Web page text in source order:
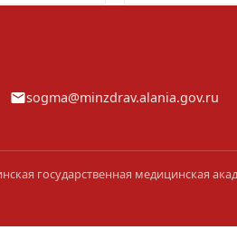
sogma@minzdrav.alania.gov.ru
государственная медицинская